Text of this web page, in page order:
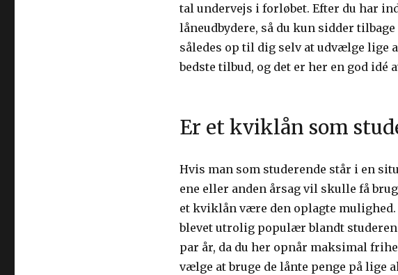
tal undervejs i forløbet. Efter du har
låneudbydere, så du kun sidder
således op til dig selv at udvælge lige
bedste tilbud, og det er her en god
Er et kviklån som
Hvis man som studerende står i en
ene eller anden årsag vil skulle få
et kviklån være den oplagte mulighed.
blevet utrolig populær blandt
par år, da du her opnår maksimal
vælge at bruge de lånte penge på lige